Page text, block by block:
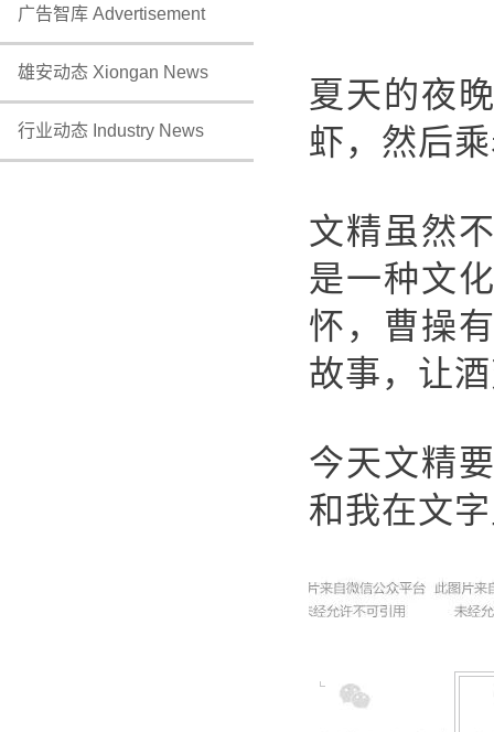
广告智库 Advertisement
雄安动态 Xiongan News
行业动态 Industry News
夏天的夜
虾，然后
文精虽然
是一种文
怀，曹操
故事，让
今天文精
和我在文